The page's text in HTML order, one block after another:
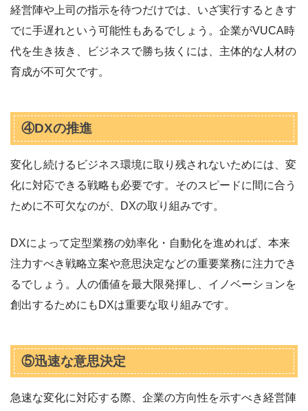
経営陣や上司の指示を待つだけでは、いざ実行するときす
でに手遅れという可能性もあるでしょう。企業がVUCA時
代を生き抜き、ビジネスで勝ち抜くには、主体的な人材の
育成が不可欠です。
④DXの推進
変化し続けるビジネス環境に取り残されないためには、変
化に対応できる戦略も必要です。そのスピードに間に合う
ために不可欠なのが、DXの取り組みです。
DXによって定型業務の効率化・自動化を進めれば、本来
注力すべき戦略立案や意思決定などの重要業務に注力でき
るでしょう。人の価値を最大限発揮し、イノベーションを
創出するためにもDXは重要な取り組みです。
⑤迅速な意思決定
急速な変化に対応する際、企業の方向性を示すべき経営陣